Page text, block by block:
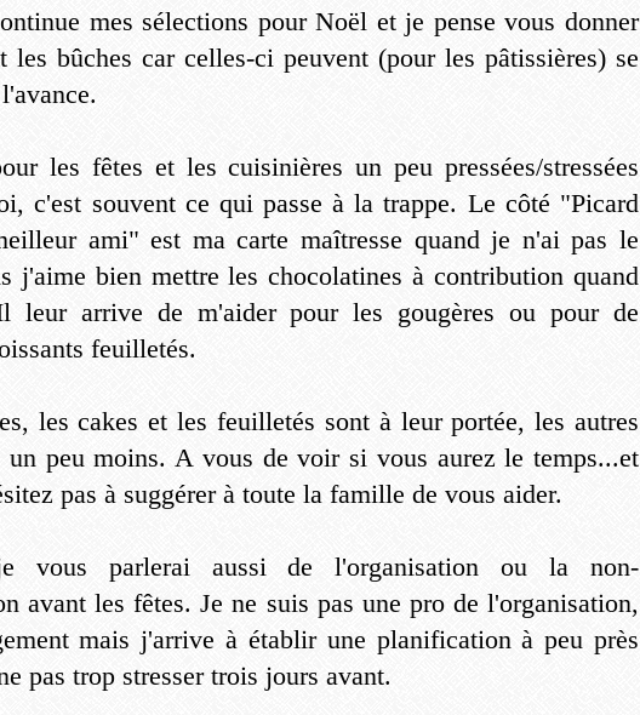
mes sélections pour Noël et je pense vous donner
les bûches car celles-ci peuvent (pour les pâtissières) se
les fêtes et les cuisinières un peu pressées/stressées
c'est souvent ce qui passe à la trappe. Le côté "Picard
ami" est ma carte maîtresse quand je n'ai pas le
j'aime bien mettre les chocolatines à contribution quand
leur arrive de m'aider pour les gougères ou pour de
feuilletés.
les cakes et les feuilletés sont à leur portée, les autres
un peu moins. A vous de voir si vous aurez le temps...et
pas à suggérer à toute la famille de vous aider.
vous parlerai aussi de l'organisation ou la non-
avant les fêtes. Je ne suis pas une pro de l'organisation,
mais j'arrive à établir une planification à peu près
pas trop stresser trois jours avant.